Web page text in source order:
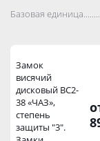
Базовая
Замок
висячий
дисковый ВС2-
38 «ЧАЗ»,
степень
защиты "3".